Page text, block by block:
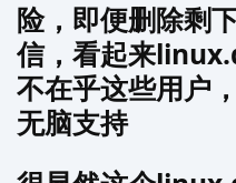
险，即便删除剩
信，看起来
不在乎这些用户
无脑支持